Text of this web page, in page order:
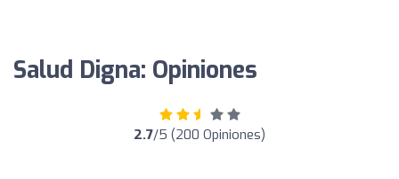
Salud Digna: Opiniones
2.7/5 (200 Opiniones)